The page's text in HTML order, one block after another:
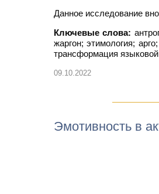
Данное исследование
Ключевые слова:
жаргон; этимология;
трансформация
09.10.2022
Эмотивность в